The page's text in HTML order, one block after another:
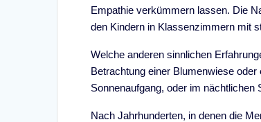
Empathie verkümmern lassen. Die
den Kindern in Klassenzimmern mit
Welche anderen sinnlichen
Betrachtung einer Blumenwiese
Sonnenaufgang, oder im nächtlichen
Nach Jahrhunderten, in denen die